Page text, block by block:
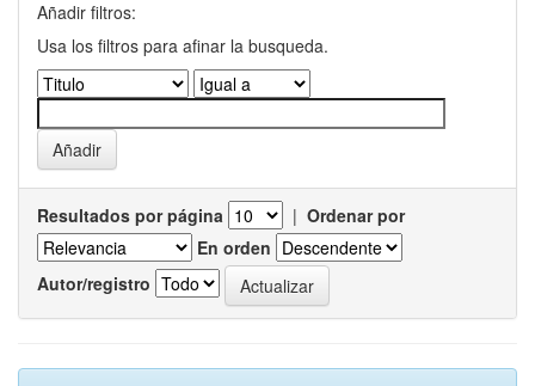
Añadir filtros:
Usa los filtros para afinar la busqueda.
Resultados por página | Ordenar por
En orden
Autor/registro